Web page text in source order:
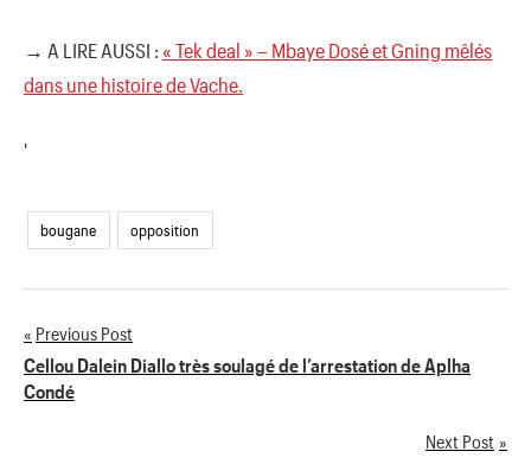
→ A LIRE AUSSI : « Tek deal » – Mbaye Dosé et Gning mêlés
dans une histoire de Vache.
'
bougane opposition
Navigation
de
Previous Post
Cellou Dalein Diallo très soulagé de l’arrestation de Aplha
Condé
Next Post